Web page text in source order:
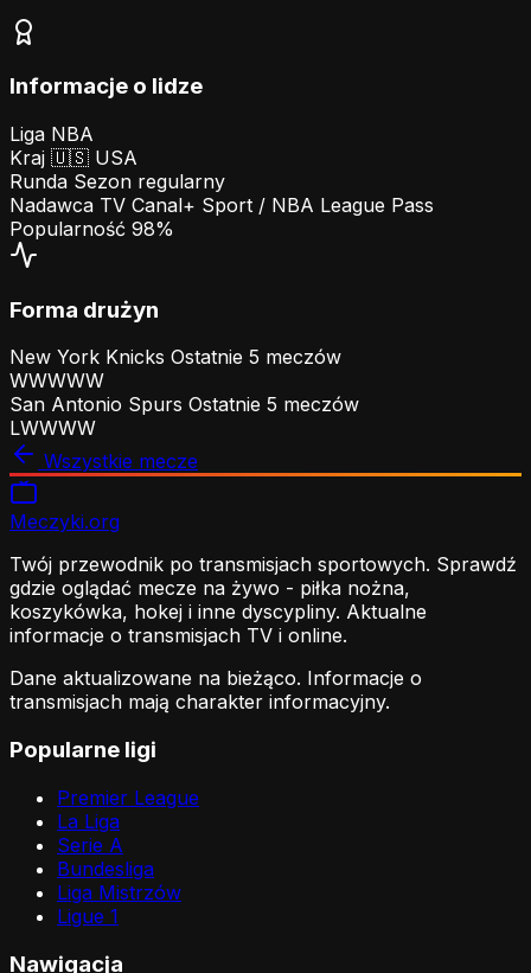
Informacje o lidze
Liga NBA
Kraj 🇺🇸 USA
Runda Sezon regularny
Nadawca TV Canal+ Sport / NBA League Pass
Popularność 98%
Forma drużyn
New York Knicks Ostatnie 5 meczów
WWWWW
San Antonio Spurs Ostatnie 5 meczów
LWWWW
Wszystkie mecze
Meczyki.org
Twój przewodnik po transmisjach sportowych. Sprawdź
gdzie oglądać mecze na żywo - piłka nożna,
koszykówka, hokej i inne dyscypliny. Aktualne
informacje o transmisjach TV i online.
Dane aktualizowane na bieżąco. Informacje o
transmisjach mają charakter informacyjny.
Popularne ligi
Premier League
La Liga
Serie A
Bundesliga
Liga Mistrzów
Ligue 1
Nawigacja